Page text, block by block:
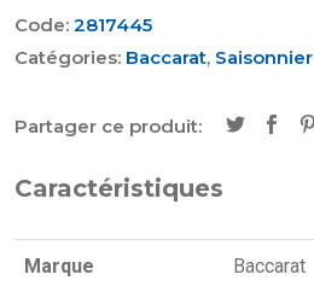
Code: 2817445
Catégories: Baccarat, Saisonnier
Partager ce produit:
Caractéristiques
Marque Baccarat